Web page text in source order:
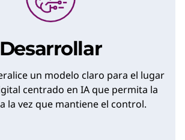
Desarrollar
un modelo claro para el lugar
centrado en IA que permita la
la vez que mantiene el control.